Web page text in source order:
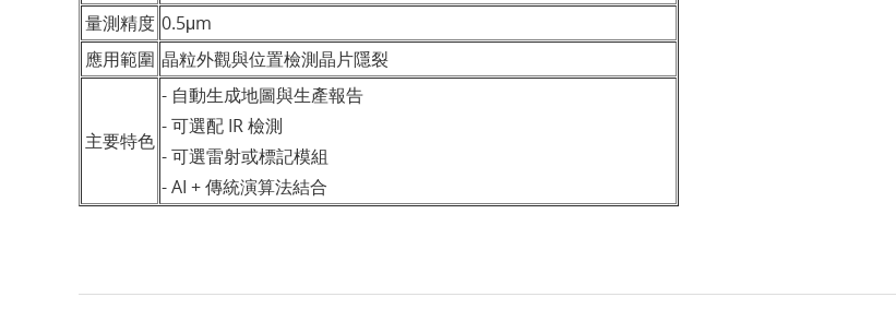
量測精度 0.5μm
應用範圍 晶粒外觀與位置檢測晶片隱裂
主要特色
- 自動生成地圖與生產報告
- 可選配 IR 檢測
- 可選雷射或標記模組
- AI + 傳統演算法結合